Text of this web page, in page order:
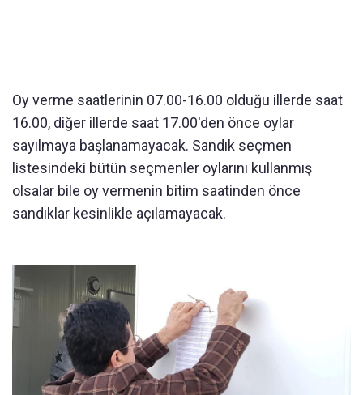
Oy verme saatlerinin 07.00-16.00 olduğu illerde saat
16.00, diğer illerde saat 17.00'den önce oylar
sayılmaya başlanamayacak. Sandık seçmen
listesindeki bütün seçmenler oylarını kullanmış
olsalar bile oy vermenin bitim saatinden önce
sandıklar kesinlikle açılamayacak.